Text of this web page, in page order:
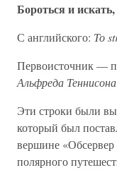
Бороться и
С английского: То
Первоисточник —
Альфреда Теннисона
Эти строки были
который был
вершине «Обсервер
полярного